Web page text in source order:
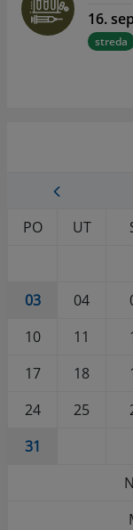
16.
streda
PO
UT
03
04
10
11
17
18
24
25
31